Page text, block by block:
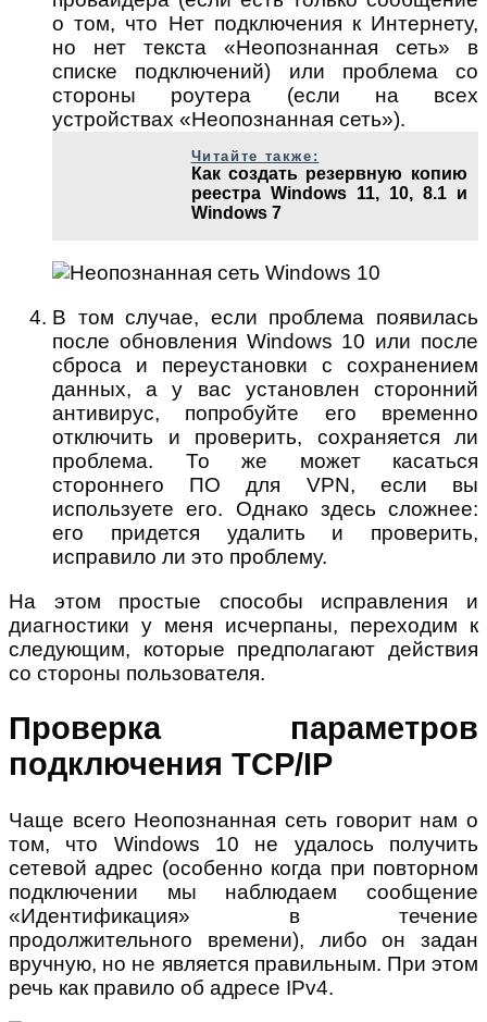
о том, что Нет подключения к Интернету,
но нет текста «Неопознанная сеть» в
списке подключений) или проблема со
стороны роутера (если на всех
устройствах «Неопознанная сеть»).
Читайте также:
Как создать резервную копию
реестра Windows 11, 10, 8.1 и
Windows 7
В том случае, если проблема появилась
после обновления Windows 10 или после
сброса и переустановки с сохранением
данных, а у вас установлен сторонний
антивирус, попробуйте его временно
отключить и проверить, сохраняется ли
проблема. То же может касаться
стороннего ПО для VPN, если вы
используете его. Однако здесь сложнее:
его придется удалить и проверить,
исправило ли это проблему.
На этом простые способы исправления и
диагностики у меня исчерпаны, переходим к
следующим, которые предполагают действия
со стороны пользователя.
Проверка параметров
подключения TCP/IP
Чаще всего Неопознанная сеть говорит нам о
том, что Windows 10 не удалось получить
сетевой адрес (особенно когда при повторном
подключении мы наблюдаем сообщение
«Идентификация» в течение
продолжительного времени), либо он задан
вручную, но не является правильным. При этом
речь как правило об адресе IPv4.